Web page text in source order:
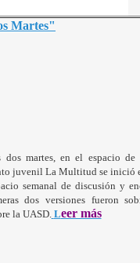
Martes"
dos martes, en el espacio de
juvenil La Multitud se inició
semanal de discusión y
dos versiones fueron
la UASD. Leer más